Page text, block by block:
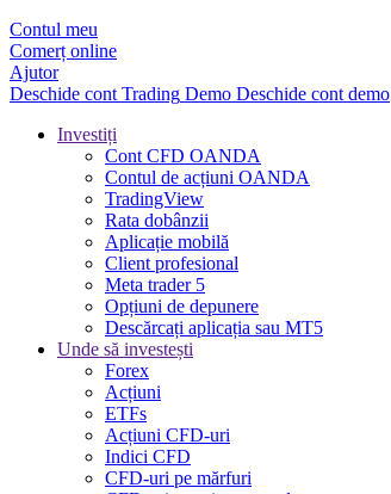
Contul meu
Comerț online
Ajutor
Deschide cont Trading Demo Deschide cont demo
Investiți
Cont CFD OANDA
Contul de acțiuni OANDA
TradingView
Rata dobânzii
Aplicație mobilă
Client profesional
Meta trader 5
Opțiuni de depunere
Descărcați aplicația sau MT5
Unde să investești
Forex
Acțiuni
ETFs
Acțiuni CFD-uri
Indici CFD
CFD-uri pe mărfuri